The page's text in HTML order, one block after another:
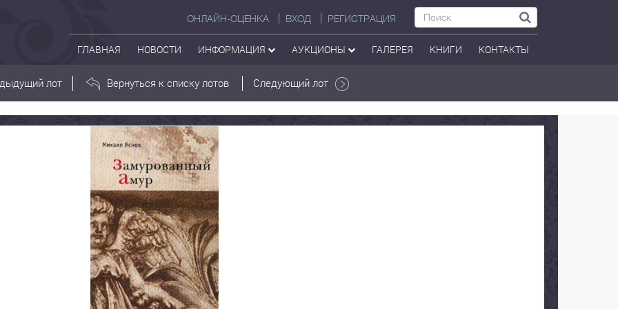
ОНЛАЙН-ОЦЕНКА ВХОД РЕГИСТРАЦИЯ
ГЛАВНАЯ НОВОСТИ ИНФОРМАЦИЯ АУКЦИОНЫ ГАЛЕРЕЯ КНИГИ КОНТАКТЫ
лот Вернуться к списку лотов Следующий лот